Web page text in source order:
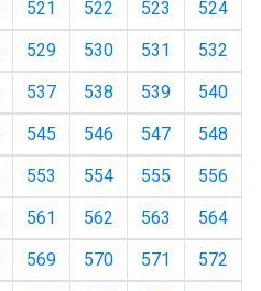
521 522 523
524
529 530 531
532
537 538 539
540
545 546 547
548
553 554 555
556
561 562 563
564
569 570 571
572